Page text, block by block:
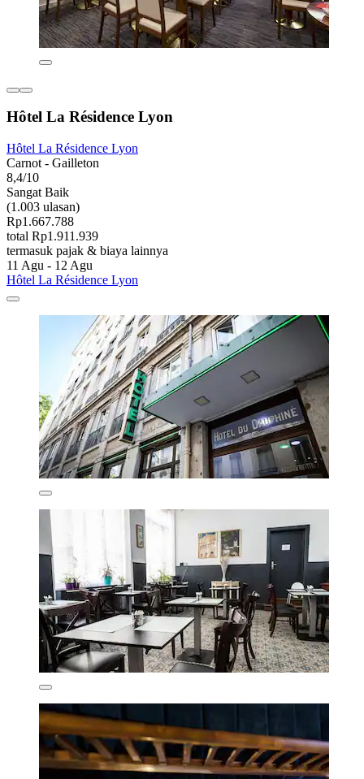
Hôtel La Résidence Lyon
Hôtel La Résidence Lyon
Carnot - Gailleton
8,4/10
Sangat Baik
(1.003 ulasan)
Rp1.667.788
total Rp1.911.939
termasuk pajak & biaya lainnya
11 Agu - 12 Agu
Hôtel La Résidence Lyon